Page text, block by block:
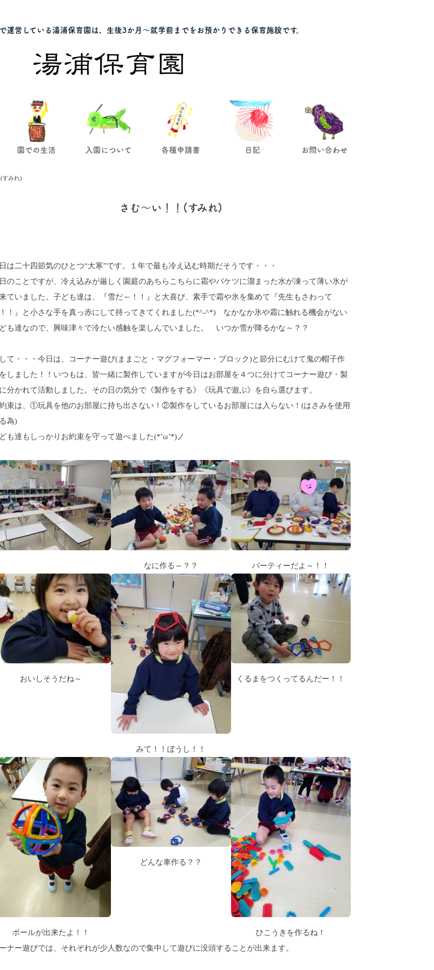
運営している湯浦保育園は、生後3か月～就学前までをお預かりできる保育施設です。
園での生活 入園について 各種申請書 日記 お問い合わせ
すみれ)
さむ～い！！(すみれ)
は二十四節気のひとつ“大寒”です。１年で最も冷え込む時期だそうです・・・
のことですが、冷え込みが厳しく園庭のあちらこちらに霜やバケツに溜まった水が凍って薄い氷が
ていました。子ども達は、『雪だ～！！』と大喜び、素手で霜や氷を集めて『先生もさわって
！』と小さな手を真っ赤にして持ってきてくれました(*^-^*) なかなか氷や霜に触れる機会がない
も達なので、興味津々で冷たい感触を楽しんでいました。 いつか雪が降るかな～？？
て・・・今日は、コーナー遊び(ままごと・マグフォーマー・ブロック)と節分にむけて鬼の帽子作
しました！！いつもは、皆一緒に製作していますが今日はお部屋を４つに分けてコーナー遊び・製
分かれて活動しました。その日の気分で《製作をする》《玩具で遊ぶ》を自ら選びます。
束は、①玩具を他のお部屋に持ち出さない！②製作をしているお部屋には入らない！(はさみを使用
為)
も達もしっかりお約束を守って遊べました(*’ω’*)ノ
なに作る～？？ パーティーだよ～！！
おいしそうだね～
みて！！ぼうし！！
くるまをつくってるんだー！！
ボールが出来たよ！！
どんな車作る？？
ひこうきを作るね！
ナー遊びでは、それぞれが少人数なので集中して遊びに没頭することが出来ます。